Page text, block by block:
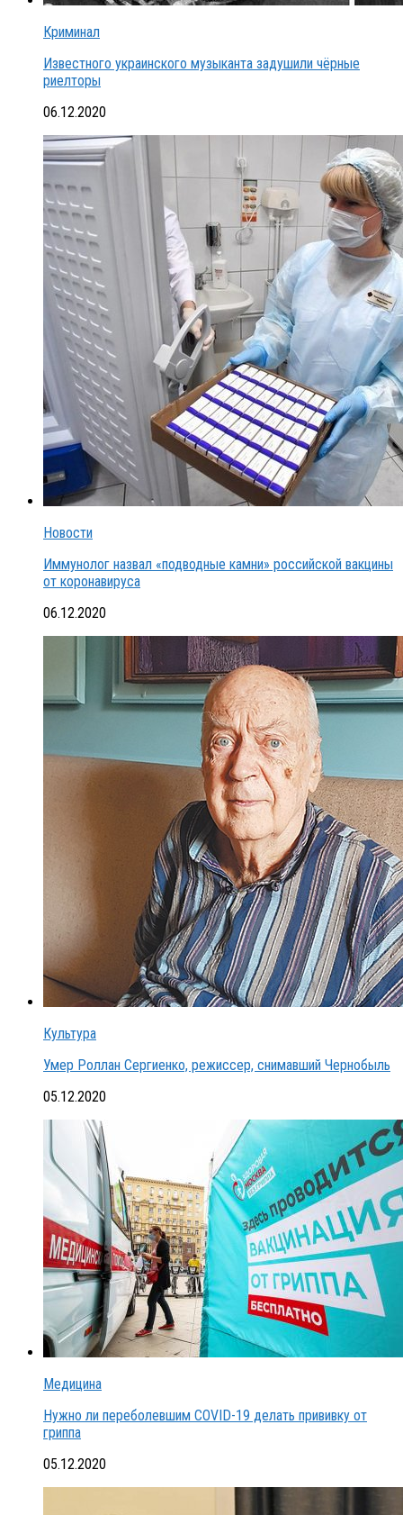
Криминал
Известного украинского музыканта задушили чёрные
риелторы
06.12.2020
Новости
Иммунолог назвал «подводные камни» российской вакцины
от коронавируса
06.12.2020
Культура
Умер Роллан Сергиенко, режиссер, снимавший Чернобыль
05.12.2020
Медицина
Нужно ли переболевшим COVID-19 делать прививку от
гриппа
05.12.2020